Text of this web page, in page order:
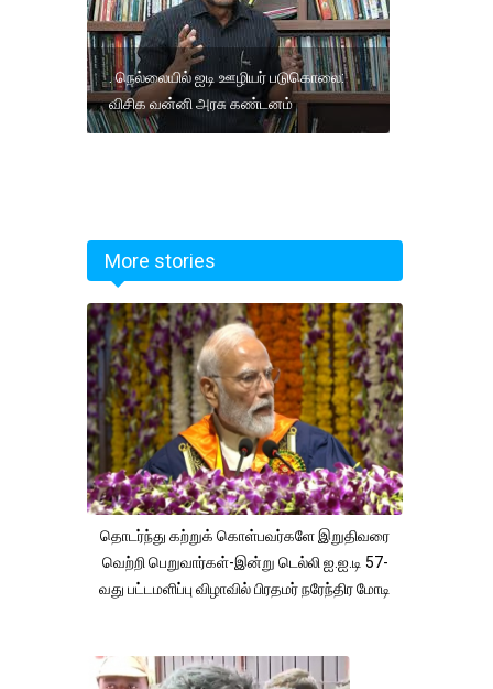
. நெல்லையில் ஐடி ஊழியர் படுகொலை:
விசிக வன்னி அரசு கண்டனம்
More stories
தொடர்ந்து கற்றுக் கொள்பவர்களே இறுதிவரை
வெற்றி பெறுவார்கள்-இன்று டெல்லி ஐ.ஐ.டி 57-
வது பட்டமளிப்பு விழாவில் பிரதமர் நரேந்திர மோடி